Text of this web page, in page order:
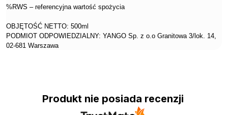
%RWS – referencyjna wartość spożycia
OBJĘTOŚĆ NETTO: 500ml
PODMIOT ODPOWIEDZIALNY: YANGO Sp. z o.o Granitowa 3/lok. 14,
02-681 Warszawa
Produkt nie posiada recenzji